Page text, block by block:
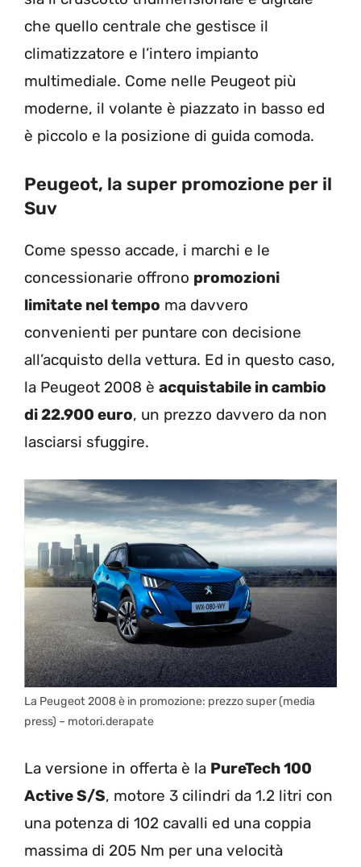
che quello centrale che gestisce il
climatizzatore e l’intero impianto
multimediale. Come nelle Peugeot più
moderne, il volante è piazzato in basso ed
è piccolo e la posizione di guida comoda.
Peugeot, la super promozione per il
Suv
Come spesso accade, i marchi e le
concessionarie offrono promozioni
limitate nel tempo ma davvero
convenienti per puntare con decisione
all’acquisto della vettura. Ed in questo caso,
la Peugeot 2008 è acquistabile in cambio
di 22.900 euro, un prezzo davvero da non
lasciarsi sfuggire.
La Peugeot 2008 è in promozione: prezzo super (media
press) – motori.derapate
La versione in offerta è la PureTech 100
Active S/S, motore 3 cilindri da 1.2 litri con
una potenza di 102 cavalli ed una coppia
massima di 205 Nm per una velocità